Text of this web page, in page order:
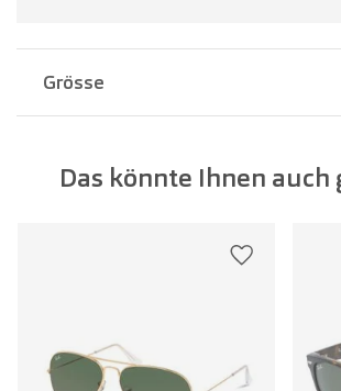
Grösse
Glasbreite:
Das könnte Ihnen auch